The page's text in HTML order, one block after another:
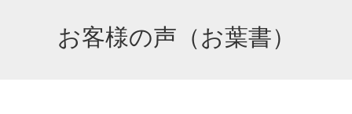
お客様の声（お葉書）